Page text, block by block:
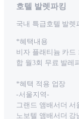
호텔 발렛파킹
국내 특급호텔 발렛
*혜택내용
비자 플래티늄 카드
합 월3회 무료 발레
*혜택 적용 업장
-서울지역-
그랜드 앰배서더 서
노보텔 앰배서더 강